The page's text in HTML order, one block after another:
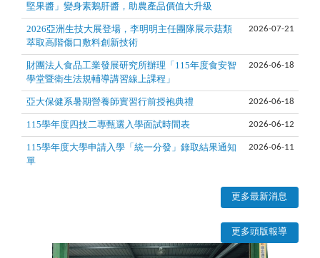
堅果醬」變身素鵝肝醬，助農產品價值大升級
2026亞洲生技大展登場，李明明主任團隊展示菇類
萃取高階傷口敷料創新技術
2026-07-21
財團法人食品工業發展研究所辦理「115年度食安智
學堂暨衛生法規輔導講習線上課程」
2026-06-18
亞大保健系暑期營養師實習行前授袍典禮 2026-06-18
115學年度四技二專甄選入學面試時間表 2026-06-12
115學年度大學申請入學「統一分發」錄取結果通知
單
2026-06-11
更多最新消息
更多頭版報導